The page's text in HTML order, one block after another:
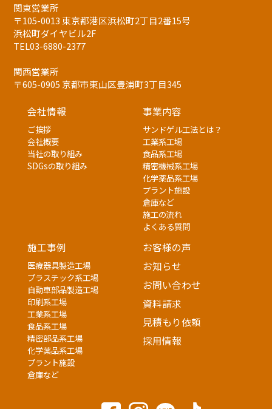
関東営業所
〒105-0013 東京都港区浜松町2丁目2番15号
浜松町ダイヤビル2F
TEL03-6880-2377
関西営業所
〒605-0905 京都市東山区豊浦町3丁目345
会社情報
ご挨拶
会社概要
当社の取り組み
SDGsの取り組み
事業内容
サンドゲル工法とは？
工業系工場
食品系工場
精密機械系工場
化学薬品系工場
プラント施設
倉庫など
施工の流れ
よくある質問
施工事例
医療器具製造工場
プラスチック系工場
自動車部品製造工場
印刷系工場
工業系工場
食品系工場
精密部品系工場
化学薬品系工場
プラント施設
倉庫など
お客様の声
お知らせ
お問い合わせ
資料請求
見積もり依頼
採用情報